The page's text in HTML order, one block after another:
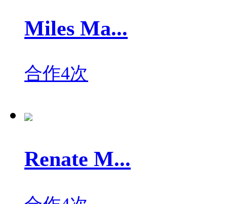
Miles Ma...
合作4次
Renate M...